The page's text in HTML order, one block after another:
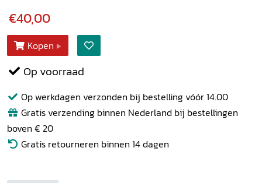
€40,00
Kopen
Op voorraad
Op werkdagen verzonden bij bestelling vóór 14.00
Gratis verzending binnen Nederland bij bestellingen
boven € 20
Gratis retourneren binnen 14 dagen